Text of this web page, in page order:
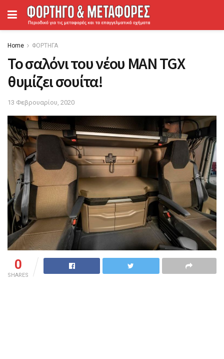
Home ΦΟΡΤΗΓΑ
Το σαλόνι του νέου MAN TGX
θυμίζει σουίτα!
13 Φεβρουαρίου, 2020
0
SHARES